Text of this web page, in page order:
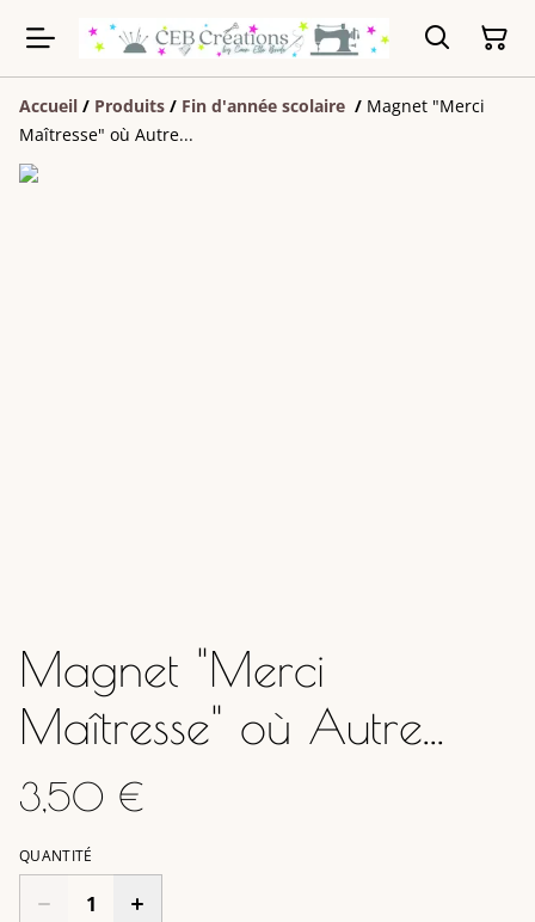
Accueil / Produits / Fin d'année scolaire / Magnet "Merci
Maîtresse" où Autre...
Magnet "Merci
Maîtresse" où Autre...
3,50 €
QUANTITÉ